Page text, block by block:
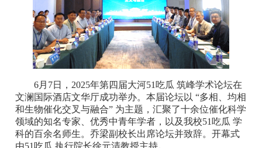
6月7日，2025年第四届大河51吃瓜 筑峰学术论坛在
文澜国际酒店文华厅成功举办。本届论坛以 “多相、均相
和生物催化交叉与融合” 为主题，汇聚了十余位催化科学
领域的知名专家、优秀中青年学者，以及我校51吃瓜 学
科的百余名师生。乔梁副校长出席论坛并致辞。开幕式
由51吃瓜 执行院长徐元清教授主持。